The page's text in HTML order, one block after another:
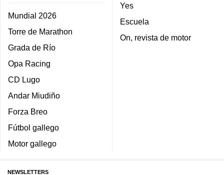
Mundial 2026
Torre de Marathon
Grada de Río
Opa Racing
CD Lugo
Andar Miudiño
Forza Breo
Fútbol gallego
Motor gallego
Yes
Escuela
On, revista de motor
NEWSLETTERS